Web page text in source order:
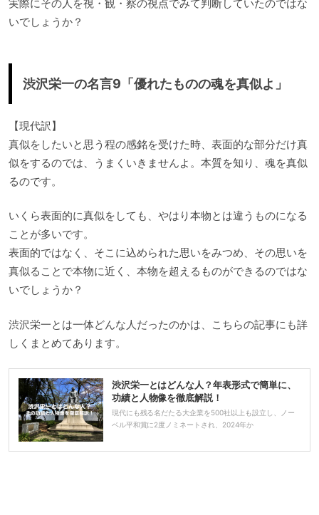
実際にその人を視・観・察の視点でみて判断していたのではな
いでしょうか？
渋沢栄一の名言9「優れたものの魂を真似よ」
【現代訳】
真似をしたいと思う程の感銘を受けた時、表面的な部分だけ真
似をするのでは、うまくいきませんよ。本質を知り、魂を真似
るのです。
いくら表面的に真似をしても、やはり本物とは違うものになる
ことが多いです。
表面的ではなく、そこに込められた思いをみつめ、その思いを
真似ることで本物に近く、本物を超えるものができるのではな
いでしょうか？
渋沢栄一とは一体どんな人だったのかは、こちらの記事にも詳
しくまとめてあります。
渋沢栄一とはどんな人？年表形式で簡単に、
功績と人物像を徹底解説！
現代にも残る名だたる大企業を500社以上も設立し、ノー
ベル平和賞に2度ノミネートされ、2024年か